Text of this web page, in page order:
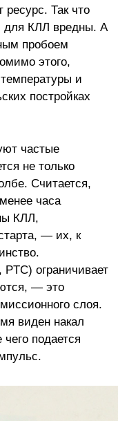
ресурс. Так что
для КЛЛ вредны. А
пробоем
этого,
и
постройках
частые
не только
Считается,
часа
КЛЛ,
— их, к
ограничивает
— это
слоя.
виден накал
подается